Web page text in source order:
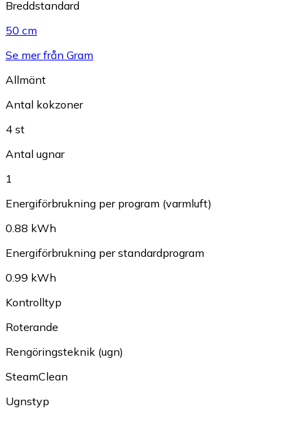
Breddstandard
50 cm
Se mer från Gram
Allmänt
Antal kokzoner
4 st
Antal ugnar
1
Energiförbrukning per program (varmluft)
0.88 kWh
Energiförbrukning per standardprogram
0.99 kWh
Kontrolltyp
Roterande
Rengöringsteknik (ugn)
SteamClean
Ugnstyp